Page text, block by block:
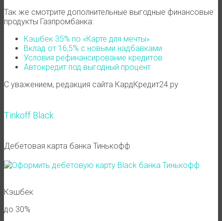
Так же смотрите дополнительные выгодные финансовые
продукты Газпромбанка:
Кэшбек 35% по «Карте для мечты»
Вклад от 16,5% с новыми надбавками
Условия рефинансирование кредитов
Автокредит под выгодный процент
С уважением, редакция сайта КардКредит24.ру
Tinkoff Black
Дебетовая карта банка Тинькофф
Кэшбек
до 30%